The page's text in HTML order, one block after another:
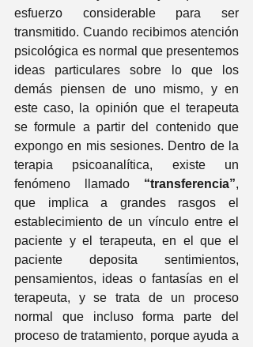
esfuerzo considerable para ser
transmitido. Cuando recibimos atención
psicológica es normal que presentemos
ideas particulares sobre lo que los
demás piensen de uno mismo, y en
este caso, la opinión que el terapeuta
se formule a partir del contenido que
expongo en mis sesiones. Dentro de la
terapia psicoanalítica, existe un
fenómeno llamado “transferencia”,
que implica a grandes rasgos el
establecimiento de un vínculo entre el
paciente y el terapeuta, en el que el
paciente deposita sentimientos,
pensamientos, ideas o fantasías en el
terapeuta, y se trata de un proceso
normal que incluso forma parte del
proceso de tratamiento, porque ayuda a